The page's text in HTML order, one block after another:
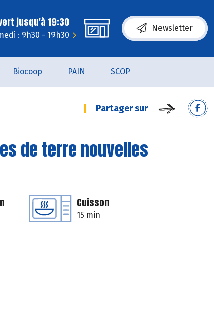
jusqu'à 19:30
: 9h30 - 19h30
Newsletter
Biocoop PAIN SCOP
Partager sur
de terre nouvelles
Cuisson
15 min